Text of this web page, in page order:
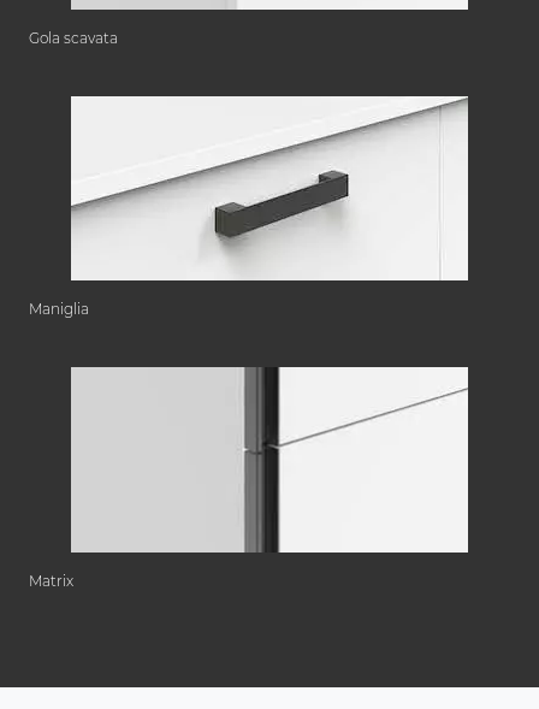
Gola scavata
Maniglia
Matrix